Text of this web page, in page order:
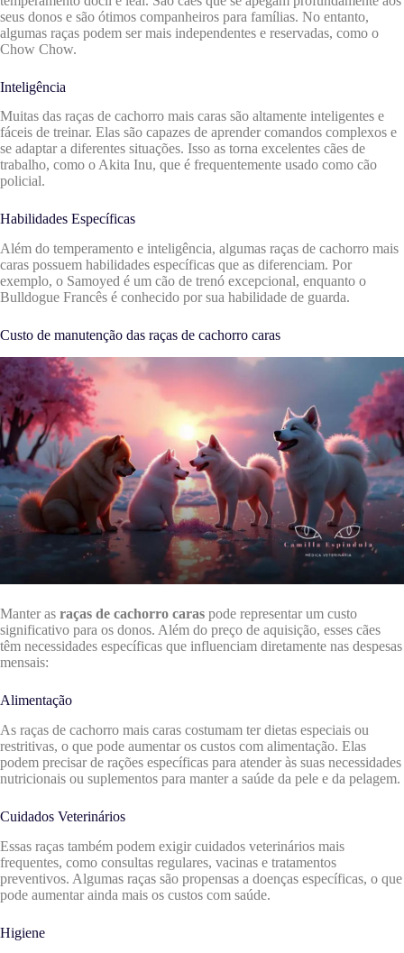
seus donos e são ótimos companheiros para famílias. No entanto,
algumas raças podem ser mais independentes e reservadas, como o
Chow Chow.
Inteligência
Muitas das raças de cachorro mais caras são altamente inteligentes e
fáceis de treinar. Elas são capazes de aprender comandos complexos e
se adaptar a diferentes situações. Isso as torna excelentes cães de
trabalho, como o Akita Inu, que é frequentemente usado como cão
policial.
Habilidades Específicas
Além do temperamento e inteligência, algumas raças de cachorro mais
caras possuem habilidades específicas que as diferenciam. Por
exemplo, o Samoyed é um cão de trenó excepcional, enquanto o
Bulldogue Francês é conhecido por sua habilidade de guarda.
Custo de manutenção das raças de cachorro caras
Manter as raças de cachorro caras pode representar um custo
significativo para os donos. Além do preço de aquisição, esses cães
têm necessidades específicas que influenciam diretamente nas despesas
mensais:
Alimentação
As raças de cachorro mais caras costumam ter dietas especiais ou
restritivas, o que pode aumentar os custos com alimentação. Elas
podem precisar de rações específicas para atender às suas necessidades
nutricionais ou suplementos para manter a saúde da pele e da pelagem.
Cuidados Veterinários
Essas raças também podem exigir cuidados veterinários mais
frequentes, como consultas regulares, vacinas e tratamentos
preventivos. Algumas raças são propensas a doenças específicas, o que
pode aumentar ainda mais os custos com saúde.
Higiene